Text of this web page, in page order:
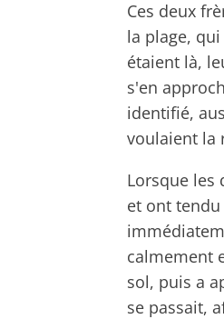
Ces deux
la plage,
étaient là,
s'en
identifié,
voulaient la
Lorsque les
et ont
calmement
sol, puis a
se passait,